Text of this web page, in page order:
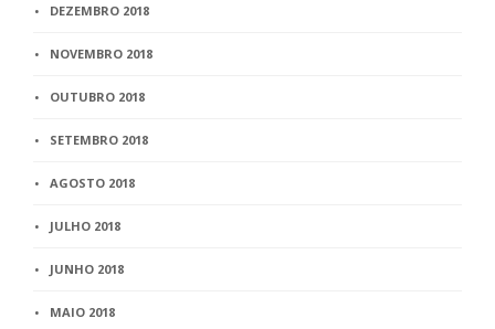
DEZEMBRO 2018
NOVEMBRO 2018
OUTUBRO 2018
SETEMBRO 2018
AGOSTO 2018
JULHO 2018
JUNHO 2018
MAIO 2018